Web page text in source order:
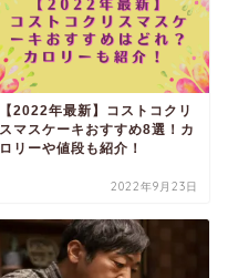
【2022年最新】コストコクリ
スマスケーキおすすめ8選！カ
ロリーや値段も紹介！
2022年9月23日